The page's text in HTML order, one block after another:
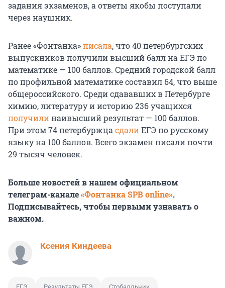
задания экзаменов, а ответы якобы поступали
через наушник.
Ранее «Фонтанка»писала, что 40 петербургских
выпускников получили высший балл на ЕГЭ по
математике — 100 баллов. Средний городской балл
по профильной математике составил 64, что выше
общероссийского. Среди сдававших в Петербурге
химию, литературу и историю 236 учащихся
получилинаивысший результат — 100 баллов.
При этом 74 петербуржцасдалиЕГЭ по русскому
языку на 100 баллов. Всего экзамен писали почти
29 тысяч человек.
Больше новостей в нашем официальном
телеграм-канале«Фонтанка SPB online».
Подписывайтесь, чтобы первыми узнавать о
важном.
Ксения Киндеева